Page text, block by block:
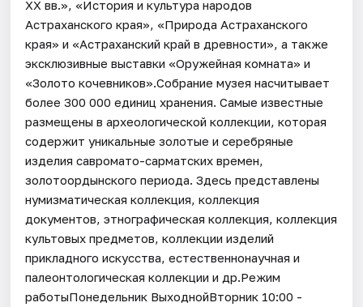
XX вв.», «История и культура народов
Астраханского края», «Природа Астраханского
края» и «Астраханский край в древности», а также
эксклюзивные выставки «Оружейная комната» и
«Золото кочевников».Собрание музея насчитывает
более 300 000 единиц хранения. Самые известные
размещены в археологической коллекции, которая
содержит уникальные золотые и серебряные
изделия савромато-сарматских времен,
золотоордынского периода. Здесь представлены
нумизматическая коллекция, коллекция
документов, этнографическая коллекция, коллекция
культовых предметов, коллекции изделий
прикладного искусства, естественнонаучная и
палеонтологическая коллекции и др.Режим
работыПонедельник ВыходнойВторник 10:00 -